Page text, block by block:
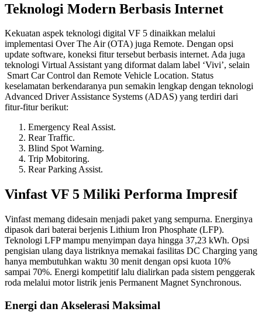
Teknologi Modern Berbasis Internet
Kekuatan aspek teknologi digital VF 5 dinaikkan melalui
implementasi Over The Air (OTA) juga Remote. Dengan opsi
update software, koneksi fitur tersebut berbasis internet. Ada juga
teknologi Virtual Assistant yang diformat dalam label ‘Vivi’, selain
Smart Car Control dan Remote Vehicle Location. Status
keselamatan berkendaranya pun semakin lengkap dengan teknologi
Advanced Driver Assistance Systems (ADAS) yang terdiri dari
fitur-fitur berikut:
Emergency Real Assist.
Rear Traffic.
Blind Spot Warning.
Trip Mobitoring.
Rear Parking Assist.
Vinfast VF 5 Miliki Performa Impresif
Vinfast memang didesain menjadi paket yang sempurna. Energinya
dipasok dari baterai berjenis Lithium Iron Phosphate (LFP).
Teknologi LFP mampu menyimpan daya hingga 37,23 kWh. Opsi
pengisian ulang daya listriknya memakai fasilitas DC Charging yang
hanya membutuhkan waktu 30 menit dengan opsi kuota 10%
sampai 70%. Energi kompetitif lalu dialirkan pada sistem penggerak
roda melalui motor listrik jenis Permanent Magnet Synchronous.
Energi dan Akselerasi Maksimal